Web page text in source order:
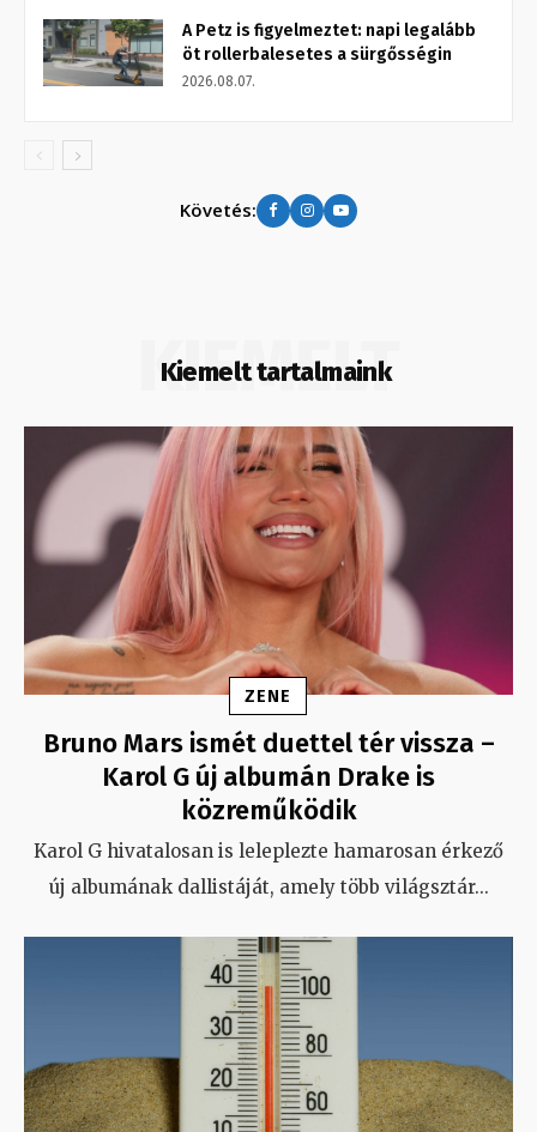
A Petz is figyelmeztet: napi legalább
öt rollerbalesetes a sürgősségin
2026.08.07.
Követés:
Kiemelt tartalmaink
KIEMELT
ZENE
Bruno Mars ismét duettel tér vissza –
Karol G új albumán Drake is
közreműködik
Karol G hivatalosan is leleplezte hamarosan érkező
új albumának dallistáját, amely több világsztár...